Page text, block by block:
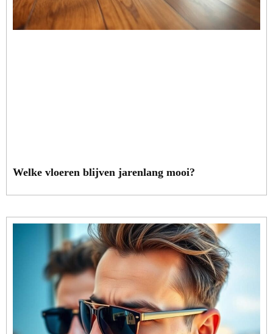
Welke vloeren blijven jarenlang mooi?